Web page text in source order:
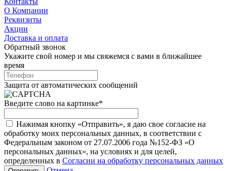
О Компании
Реквизиты
Акции
Доставка и оплата
Обратный звонок
Укажите свой номер и мы свяжемся с вами в ближайшее
время
Защита от автоматических сообщений
Введите слово на картинке*
Нажимая кнопку «Отправить», я даю свое согласие на
обработку моих персональных данных, в соответствии с
Федеральным законом от 27.07.2006 года №152-ФЗ «О
персональных данных», на условиях и для целей,
определенных в Согласии на обработку персональных данных